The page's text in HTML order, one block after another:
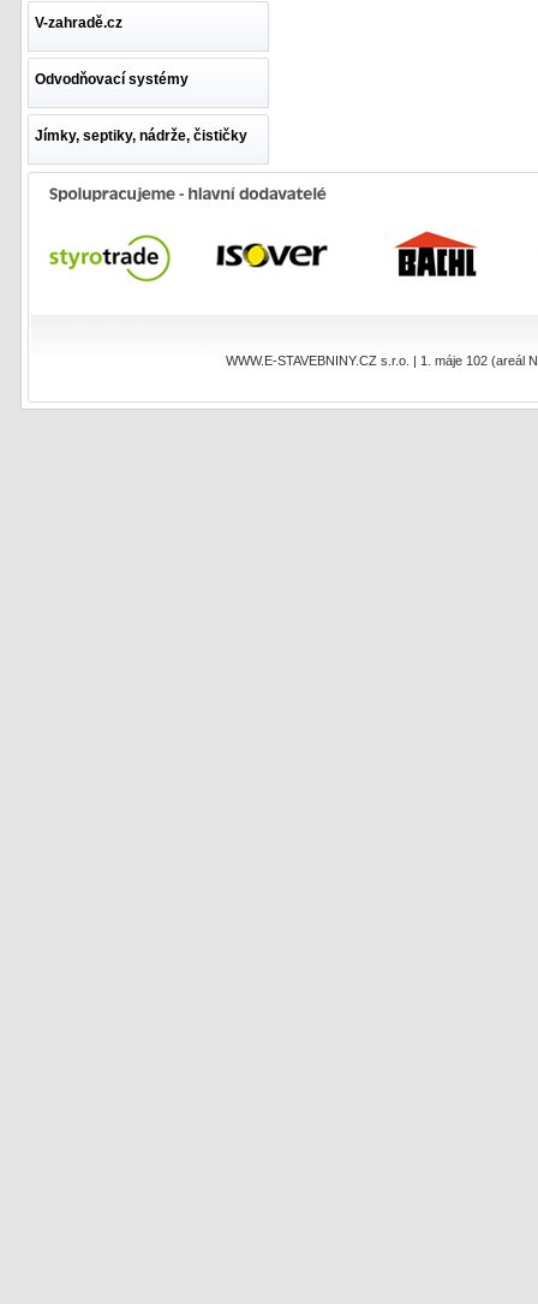
V-zahradě.cz
Odvodňovací systémy
Jímky, septiky, nádrže, čističky
WWW.E-STAVEBNINY.CZ s.r.o. | 1. máje 102